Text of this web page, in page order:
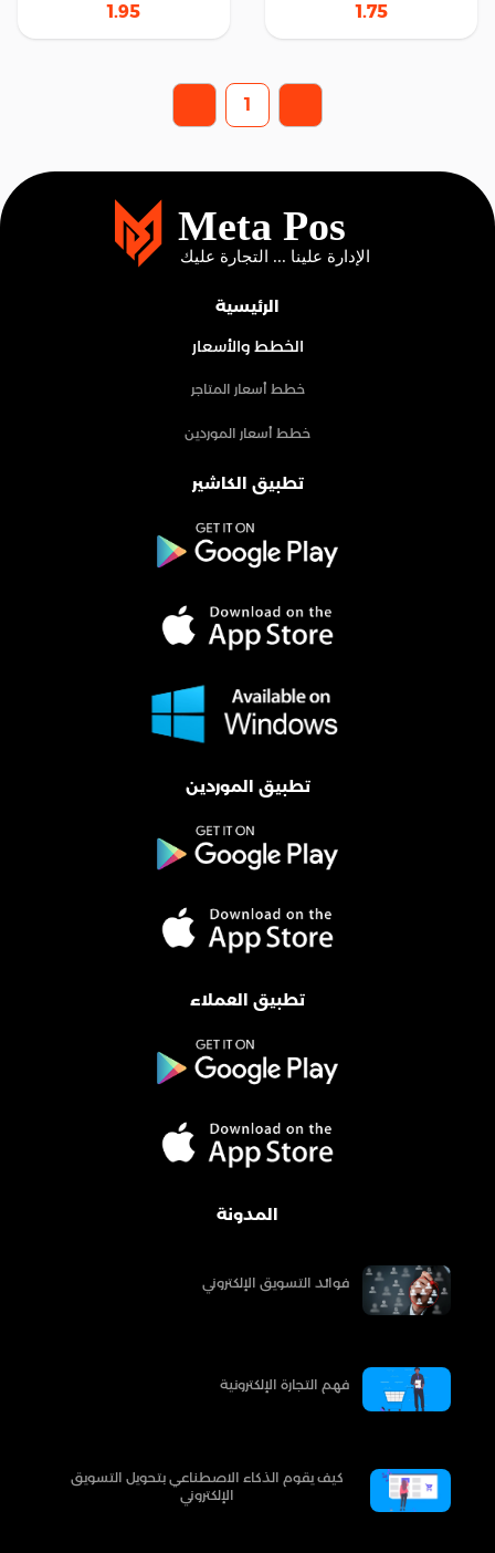
1.75
1.95
1
الرئيسية
الخطط والأسعار
خطط أسعار المتاجر
خطط أسعار الموردين
تطبيق الكاشير
تطبيق الموردين
تطبيق العملاء
المدونة
فوائد التسويق الإلكتروني
فهم التجارة الإلكترونية
كيف يقوم الذكاء الاصطناعي بتحويل التسويق
الإلكتروني